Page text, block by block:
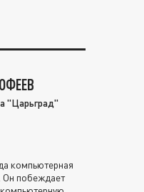
"Царьград"
компьютерная
Он побеждает